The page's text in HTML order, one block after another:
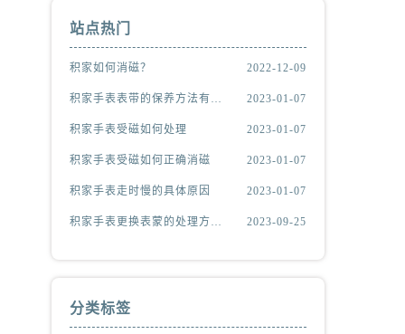
站点热门
积家如何消磁？ 2022-12-09
积家手表表带的保养方法有哪些？ 2023-01-07
积家手表受磁如何处理 2023-01-07
积家手表受磁如何正确消磁 2023-01-07
积家手表走时慢的具体原因 2023-01-07
积家手表更换表蒙的处理方法有哪些（积家更换表蒙处理方法是什么） 2023-09-25
分类标签